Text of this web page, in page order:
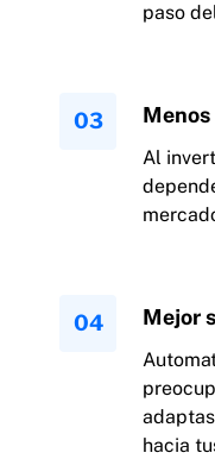
paso
Al
Mejor
hacia